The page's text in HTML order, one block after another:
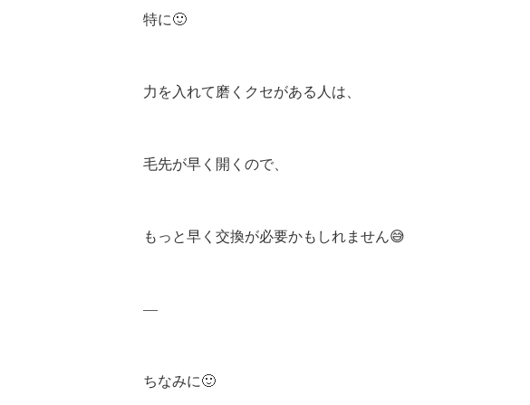
特に🙂
力を入れて磨くクセがある人は、
毛先が早く開くので、
もっと早く交換が必要かもしれません😅
—
ちなみに🙂